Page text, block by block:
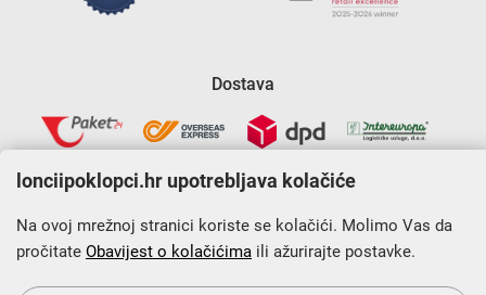
Dostava
Krajnji primatelj financijskog instrumenta sufinanciranog iz
Europskog fonda za regionalni razvoj u sklopu Operativnog
lonciipoklopci.hr upotrebljava kolačiće
Na ovoj mrežnoj stranici koriste se kolačići. Molimo Vas da
pročitate Obavijest o kolačićima ili ažurirajte postavke.